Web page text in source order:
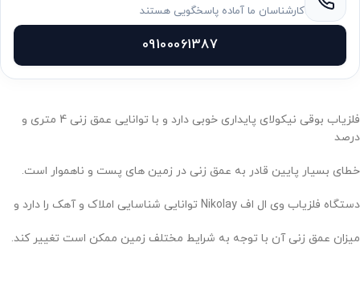
کارشناسان ما آماده پاسخگویی هستند
09100061387
فلزیاب بوقی نیکولای پایداری خوبی دارد و با توانایی عمق زنی 4 متری و
درصد
خطای بسیار پایین قادر به عمق زنی در زمین های پست و ناهموار است.
دستگاه فلزیاب وی ال اف Nikolay توانایی شناسایی املاک و آهک را دارد و
میزان عمق زنی آن با توجه به شرایط مختلف زمین ممکن است تغییر کند.